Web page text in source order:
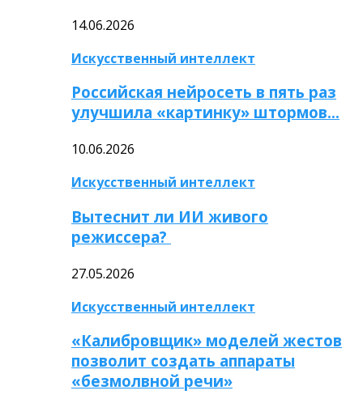
14.06.2026
Искусственный интеллект
Российская нейросеть в пять раз
улучшила «картинку» штормов…
10.06.2026
Искусственный интеллект
Вытеснит ли ИИ живого
режиссера?
27.05.2026
Искусственный интеллект
«Калибровщик» моделей жестов
позволит создать аппараты
«безмолвной речи»